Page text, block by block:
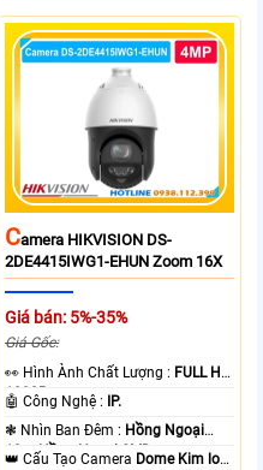
mạch 68Gbps đảm bảo hiệu suất
cao ổn định. Hỗ trợ truyền PoE xa
lên đến 300m cho hệ thống
CAmera HIKVISION DS-
2DE4415IWG1-EHUN Zoom 16X
Giá bán: 5%-35%
Giá Gốc:
️👀 Hình Ành Chất Lượng : FULL HD
1080P .
🤖️ Công Nghệ :
IP.
❃ Nhìn Ban Đêm : Hồng Ngoại
10m Hồng Ngoại SMD.
👑 Cấu Tạo Camera Dome Kim loại